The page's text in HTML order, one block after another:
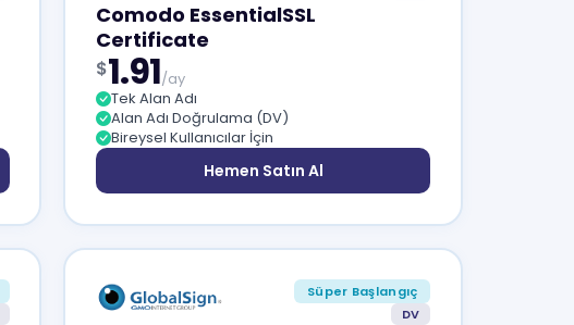
Comodo EssentialSSL
Certificate
$1.91/ay
Tek Alan Adı
Alan Adı Doğrulama (DV)
Bireysel Kullanıcılar İçin
Hemen Satın Al
Süper Başlangıç
DV